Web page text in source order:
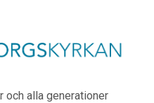
och alla generationer